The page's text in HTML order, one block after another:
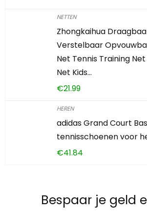
NETTEN
Zhongkaihua
Verstelbaar
Net Tennis Training
Net Kids…
€21.99
HEREN
adidas Grand Court
tennisschoenen voor
€41.84
Bespaar je geld